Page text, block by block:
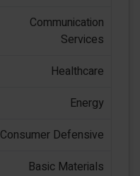
Communication
Services
Healthcare
Energy
Consumer Defensive
Basic Materials